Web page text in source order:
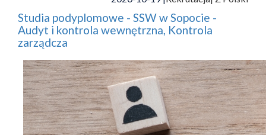
Studia podyplomowe - SSW w Sopocie -
Audyt i kontrola wewnętrzna, Kontrola
zarządcza